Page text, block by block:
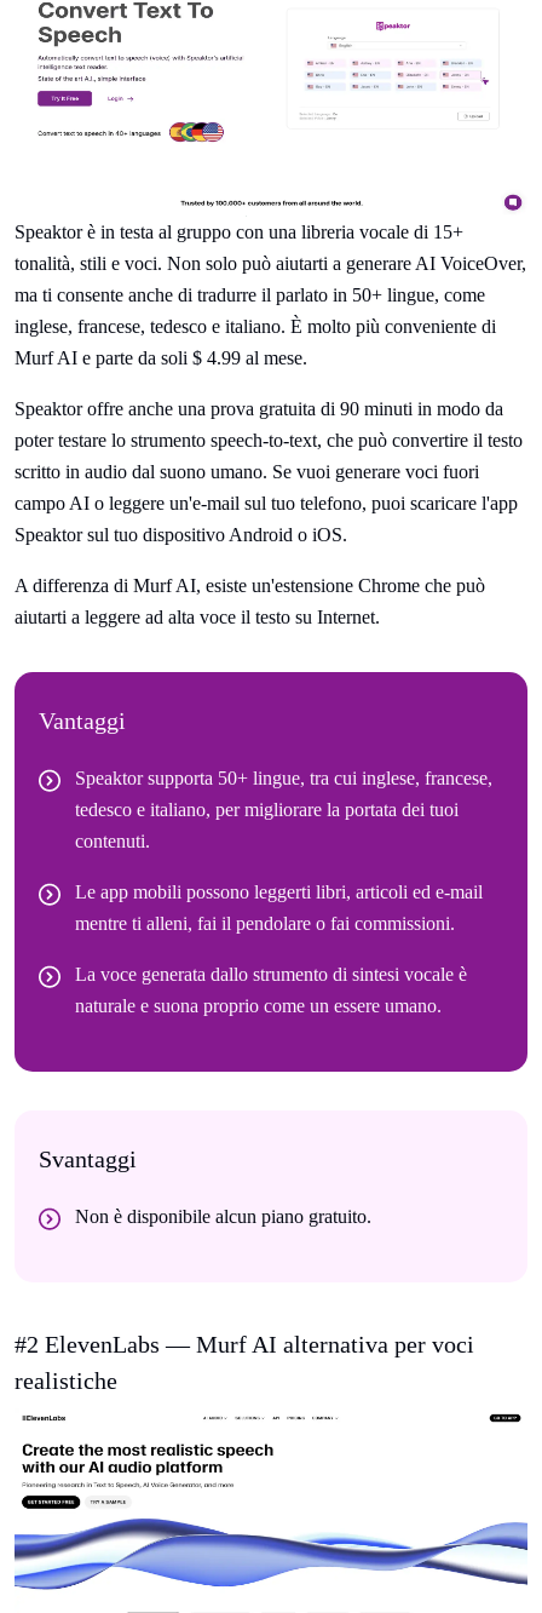
Speaktor è in testa al gruppo con una libreria vocale di 15+
tonalità, stili e voci. Non solo può aiutarti a generare AI VoiceOver,
ma ti consente anche di tradurre il parlato in 50+ lingue, come
inglese, francese, tedesco e italiano. È molto più conveniente di
Murf AI e parte da soli $ 4.99 al mese.
Speaktor offre anche una prova gratuita di 90 minuti in modo da
poter testare lo strumento speech-to-text, che può convertire il testo
scritto in audio dal suono umano. Se vuoi generare voci fuori
campo AI o leggere un'e-mail sul tuo telefono, puoi scaricare l'app
Speaktor sul tuo dispositivo Android o iOS.
A differenza di Murf AI, esiste un'estensione Chrome che può
aiutarti a leggere ad alta voce il testo su Internet.
Vantaggi
Speaktor supporta 50+ lingue, tra cui inglese, francese,
tedesco e italiano, per migliorare la portata dei tuoi
contenuti.
Le app mobili possono leggerti libri, articoli ed e-mail
mentre ti alleni, fai il pendolare o fai commissioni.
La voce generata dallo strumento di sintesi vocale è
naturale e suona proprio come un essere umano.
Svantaggi
Non è disponibile alcun piano gratuito.
#2 ElevenLabs — Murf AI alternativa per voci
realistiche